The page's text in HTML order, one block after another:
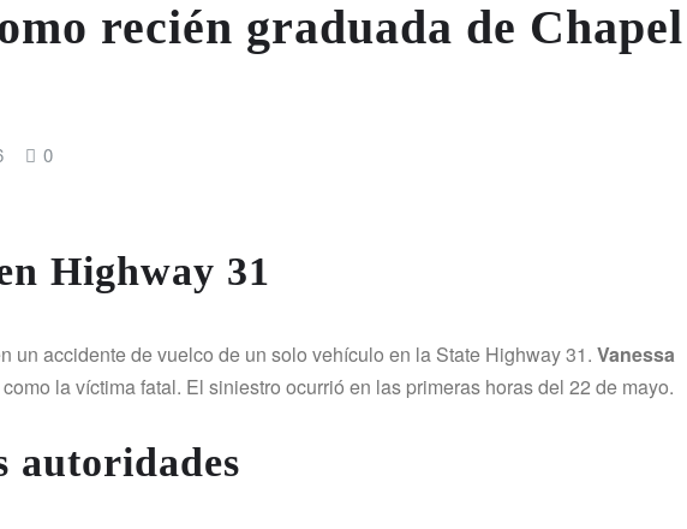
recién graduada de Chapel
0
Highway 31
un accidente de vuelco de un solo vehículo en la State Highway 31. Vanessa
la víctima fatal. El siniestro ocurrió en las primeras horas del 22 de mayo.
autoridades